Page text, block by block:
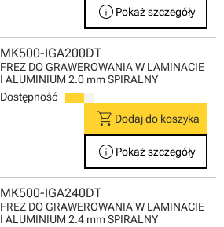
info Pokaż szczegóły
MK500-IGA200DT
FREZ DO GRAWEROWANIA W LAMINACIE
I ALUMINIUM 2.0 mm SPIRALNY
Dostępność
shopping_cart Dodaj do koszyka
info Pokaż szczegóły
MK500-IGA240DT
FREZ DO GRAWEROWANIA W LAMINACIE
I ALUMINIUM 2.4 mm SPIRALNY